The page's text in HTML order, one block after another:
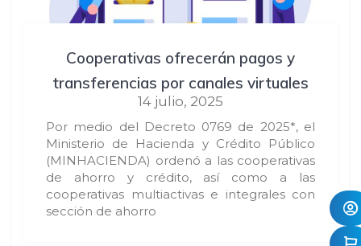
Cooperativas ofrecerán pagos y
transferencias por canales virtuales
14 julio, 2025
Por medio del Decreto 0769 de 2025*, el
Ministerio de Hacienda y Crédito Público
(MINHACIENDA) ordenó a las cooperativas
de ahorro y crédito, así como a las
cooperativas multiactivas e integrales con
sección de ahorro